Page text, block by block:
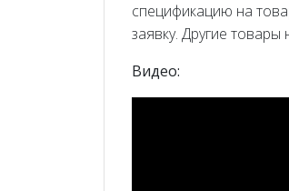
спецификацию на
заявку. Другие
Видео: